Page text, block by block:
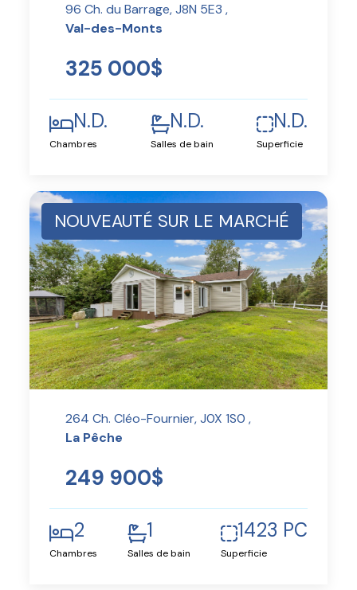
96 Ch. du Barrage, J8N 5E3 ,
Val-des-Monts
325 000$
N.D.
Chambres
N.D.
Salles de bain
N.D.
Superficie
NOUVEAUTÉ SUR LE MARCHÉ
264 Ch. Cléo-Fournier, J0X 1S0 ,
La Pêche
249 900$
2
Chambres
1
Salles de bain
1423 PC
Superficie